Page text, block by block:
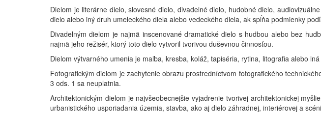
Dielom je literárne dielo, slovesné dielo, divadelné dielo, hudobné dielo,
dielo alebo iný druh umeleckého diela alebo vedeckého diela, ak spĺňa podmienky
Divadelným dielom je najmä inscenované dramatické dielo s hudbou alebo bez
najmä jeho režisér, ktorý toto dielo vytvoril tvorivou duševnou činnosťou.
Dielom výtvarného umenia je maľba, kresba, koláž, tapiséria, rytina, litografia alebo
Fotografickým dielom je zachytenie obrazu prostredníctvom fotografického
3 ods. 1 sa neuplatnia.
Architektonickým dielom je najvšeobecnejšie vyjadrenie tvorivej architektonickej
urbanistického usporiadania územia, stavba, ako aj dielo záhradnej, interiérovej a